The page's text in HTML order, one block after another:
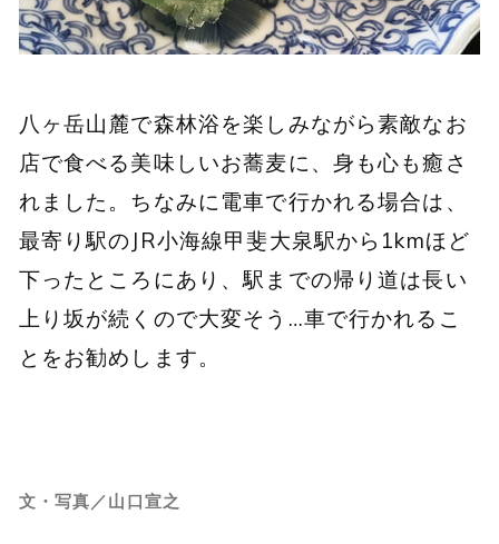
八ヶ岳山麓で森林浴を楽しみながら素敵なお
店で食べる美味しいお蕎麦に、身も心も癒さ
れました。ちなみに電車で行かれる場合は、
最寄り駅のJR小海線甲斐大泉駅から1kmほど
下ったところにあり、駅までの帰り道は長い
上り坂が続くので大変そう…車で行かれるこ
とをお勧めします。
文・写真／山口宣之